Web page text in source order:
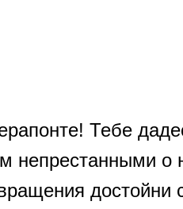
Тебе
непрестанными
достойни